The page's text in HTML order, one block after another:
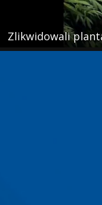
Zlikwidowali